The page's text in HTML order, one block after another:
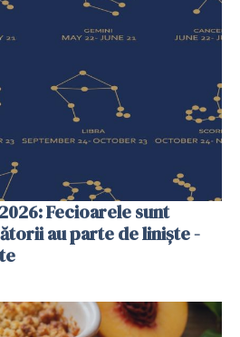
Fecioarele sunt
au parte de liniște -